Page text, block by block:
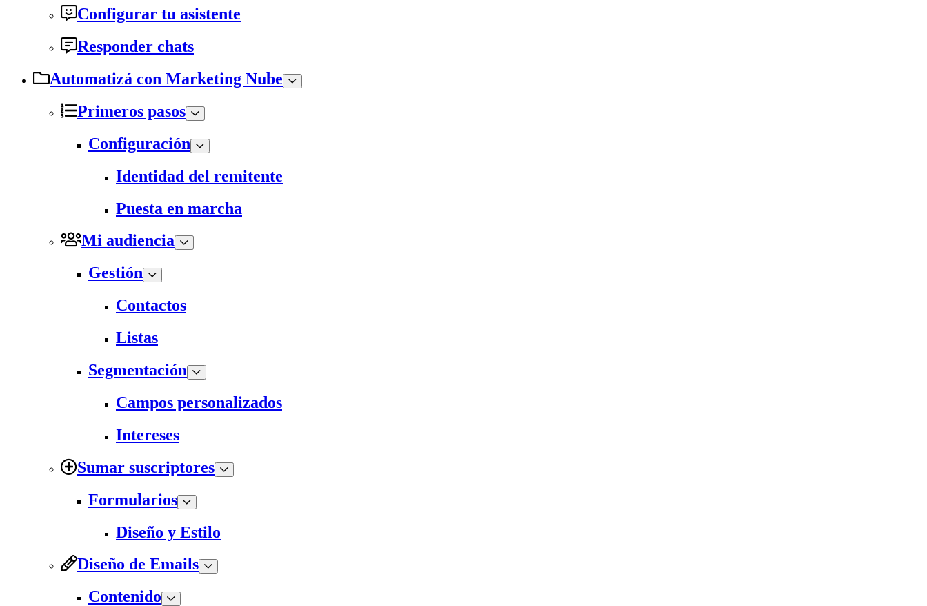
Configurar tu asistente
Responder chats
Automatizá con Marketing Nube
Primeros pasos
Configuración
Identidad del remitente
Puesta en marcha
Mi audiencia
Gestión
Contactos
Listas
Segmentación
Campos personalizados
Intereses
Sumar suscriptores
Formularios
Diseño y Estilo
Diseño de Emails
Contenido